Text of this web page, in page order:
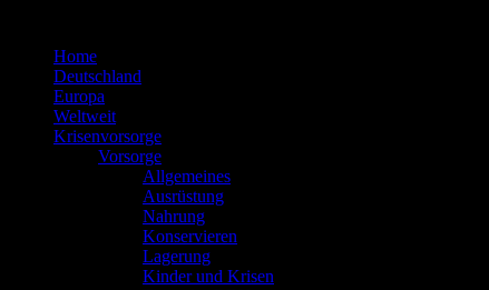
springenHome
Deutschland
Europa
Weltweit
Krisenvorsorge
Vorsorge
Allgemeines
Ausrüstung
Nahrung
Konservieren
Lagerung
Kinder und Krisen